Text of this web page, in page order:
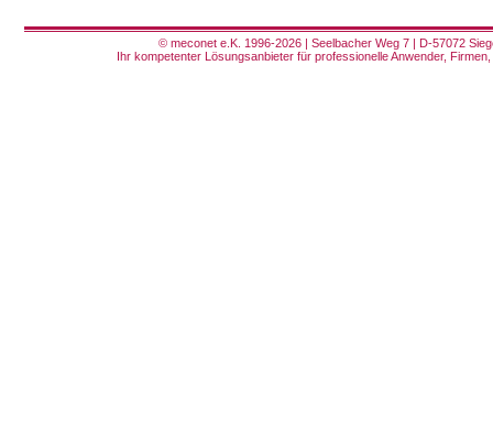
© meconet e.K. 1996-2026 | Seelbacher Weg 7 | D-57072
Ihr kompetenter Lösungsanbieter für professionelle Anwender,